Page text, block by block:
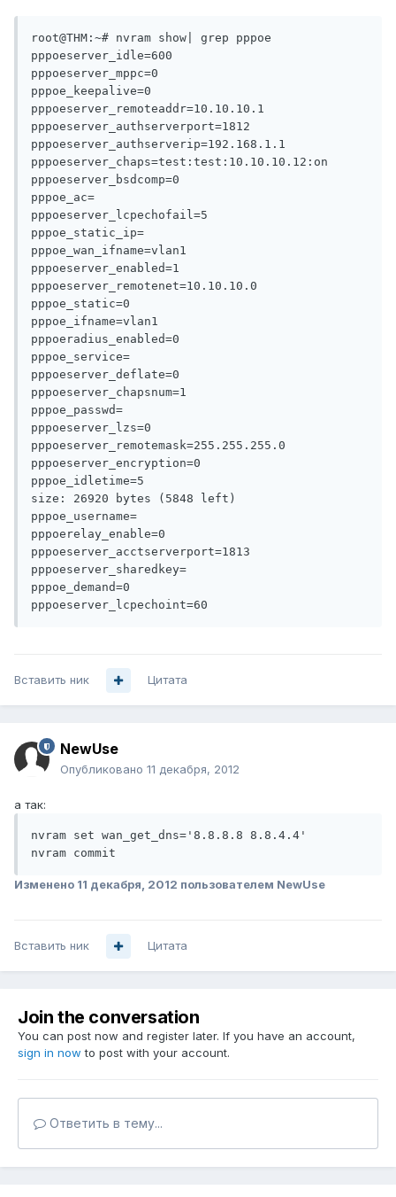
root@THM:~# nvram show| grep pppoe
pppoeserver_idle=600
pppoeserver_mppc=0
pppoe_keepalive=0
pppoeserver_remoteaddr=10.10.10.1
pppoeserver_authserverport=1812
pppoeserver_authserverip=192.168.1.1
pppoeserver_chaps=test:test:10.10.10.12:on
pppoeserver_bsdcomp=0
pppoe_ac=
pppoeserver_lcpechofail=5
pppoe_static_ip=
pppoe_wan_ifname=vlan1
pppoeserver_enabled=1
pppoeserver_remotenet=10.10.10.0
pppoe_static=0
pppoe_ifname=vlan1
pppoeradius_enabled=0
pppoe_service=
pppoeserver_deflate=0
pppoeserver_chapsnum=1
pppoe_passwd=
pppoeserver_lzs=0
pppoeserver_remotemask=255.255.255.0
pppoeserver_encryption=0
pppoe_idletime=5
size: 26920 bytes (5848 left)
pppoe_username=
pppoerelay_enable=0
pppoeserver_acctserverport=1813
pppoeserver_sharedkey=
pppoe_demand=0
Вставить ник Цитата
NewUse
Опубликовано 11 декабря, 2012
а так:
nvram set wan_get_dns='8.8.8.8 8.8.4.4'
nvram commit
Изменено 11 декабря, 2012 пользователем NewUse
Вставить ник Цитата
Join the conversation
You can post now and register later. If you have an account,
sign in now to post with your account.
Ответить в тему...